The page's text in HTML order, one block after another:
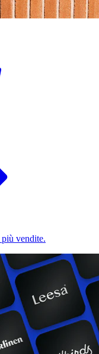
vendite.